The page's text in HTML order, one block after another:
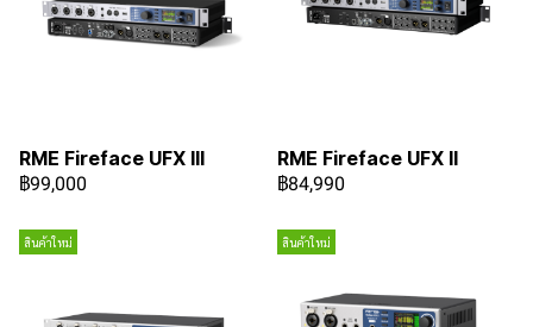
RME Fireface UFX III
฿99,000
RME Fireface UFX II
฿84,990
สินค้าใหม่ สินค้าใหม่